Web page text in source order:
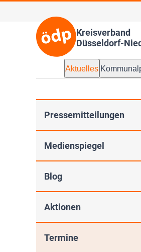
Kreisverband
Düsseldorf-
Aktuelles
Pressemitteilungen
Medienspiegel
Blog
Aktionen
Termine